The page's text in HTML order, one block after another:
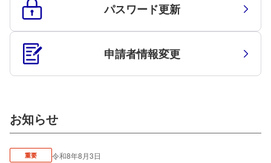
パスワード更新
申請者情報変更
お知らせ
重要 令和8年8月3日